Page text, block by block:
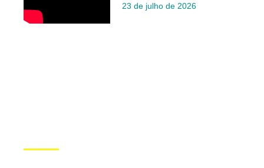
23 de julho de 2026